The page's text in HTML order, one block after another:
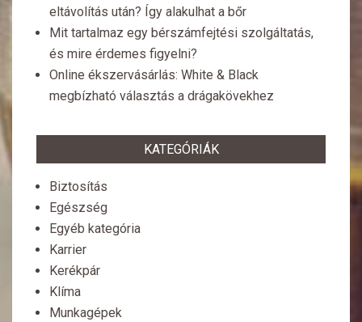
eltávolítás után? Így alakulhat a bőr
Mit tartalmaz egy bérszámfejtési szolgáltatás,
és mire érdemes figyelni?
Online ékszervásárlás: White & Black
megbízható választás a drágakövekhez
KATEGÓRIÁK
Biztosítás
Egészség
Egyéb kategória
Karrier
Kerékpár
Klíma
Munkagépek